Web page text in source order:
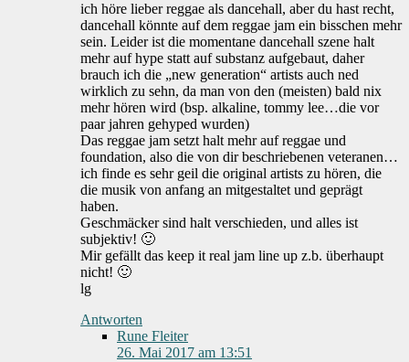
ich höre lieber reggae als dancehall, aber du hast recht,
dancehall könnte auf dem reggae jam ein bisschen mehr
sein. Leider ist die momentane dancehall szene halt
mehr auf hype statt auf substanz aufgebaut, daher
brauch ich die „new generation“ artists auch ned
wirklich zu sehn, da man von den (meisten) bald nix
mehr hören wird (bsp. alkaline, tommy lee…die vor
paar jahren gehyped wurden)
Das reggae jam setzt halt mehr auf reggae und
foundation, also die von dir beschriebenen veteranen…
ich finde es sehr geil die original artists zu hören, die
die musik von anfang an mitgestaltet und geprägt
haben.
Geschmäcker sind halt verschieden, und alles ist
subjektiv! 🙂
Mir gefällt das keep it real jam line up z.b. überhaupt
nicht! 🙂
lg
Antworten
Rune Fleiter
26. Mai 2017 am 13:51